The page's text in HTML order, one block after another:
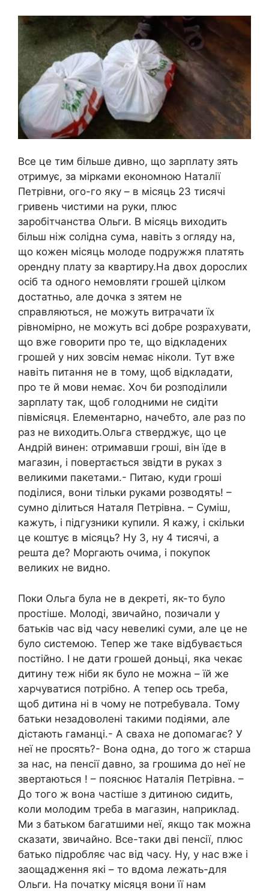
Все це тим більше дивно, що зарплату зять
отримує, за мірками економною Наталії
Петрівни, ого-го яку – в місяць 23 тисячі
гривень чистими на руки, плюс
заробітчанства Ольги. В місяць виходить
більш ніж солідна сума, навіть з огляду на,
що кожен місяць молоде подружжя платять
орендну плату за квартиру.На двох дорослих
осіб та одного немовляти грошей цілком
достатньо, але дочка з зятем не
справляються, не можуть витрачати їх
рівномірно, не можуть всі добре розрахувати,
що вже говорити про те, що відкладених
грошей у них зовсім немає ніколи. Тут вже
навіть питання не в тому, щоб відкладати,
про те й мови немає. Хоч би розподілили
зарплату так, щоб голодними не сидіти
півмісяця. Елементарно, начебто, але раз по
раз не виходить.Ольга стверджує, що це
Андрій винен: отримавши гроші, він їде в
магазин, і повертається звідти в руках з
великими пакетами.- Питаю, куди гроші
поділися, вони тільки руками розводять! –
сумно ділиться Наталя Петрівна. – Суміш,
кажуть, і підгузники купили. Я кажу, і скільки
це коштує в місяць? Ну 3, ну 4 тисячі, а
решта де? Моргають очима, і покупок
великих не видно.
Поки Ольга була не в декреті, як-то було
простіше. Молоді, звичайно, позичали у
батьків час від часу невеликі суми, але це не
було системою. Тепер же таке відбувається
постійно. І не дати грошей доньці, яка чекає
дитину теж ніби як було не можна – їй же
харчуватися потрібно. А тепер ось треба,
щоб дитина ні в чому не потребувала. Тому
батьки незадоволені такими подіями, але
дістають гаманці.- А сваха не допомагає? У
неї не просять?- Вона одна, до того ж старша
за нас, на пенсії давно, за грошима до неї не
звертаються ! – пояснює Наталія Петрівна. –
До того ж вона частіше з дитиною сидить,
коли молодим треба в магазин, наприклад.
Ми з батьком багатшими неї, якщо так можна
сказати, звичайно. Все-таки дві пенсії, плюс
батько підробляє час від часу. Ну, у нас вже і
заощадження які – то вдома лежать-для
Ольги. На початку місяця вони її нам